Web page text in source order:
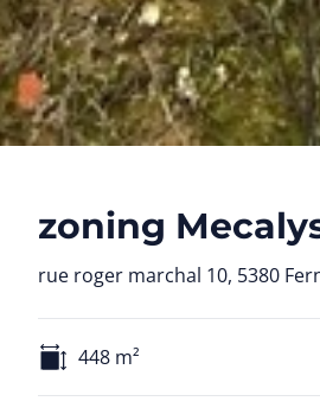
zoning
rue roger marchal 10, 5380
448 m²